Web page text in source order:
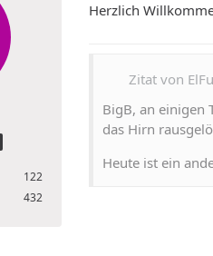
122
432
Herzlich
Zitat von
BigB, an einigen
das Hirn
Heute ist ein